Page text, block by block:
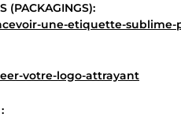
(PACKAGINGS):
une-etiquette-
votre-logo-attrayant